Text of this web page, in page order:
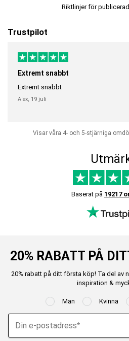
Riktlinjer för
Trustpilot
Extremt snabbt
Extremt snabbt
Alex, 19 juli
Visar våra 4- och 5-stjärniga
Baserat på 19217
20% RABATT PÅ
20% rabatt på ditt första köp! Ta del av
inspiration &
Man Kvinna